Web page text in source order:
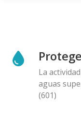
La
aguas
(601)